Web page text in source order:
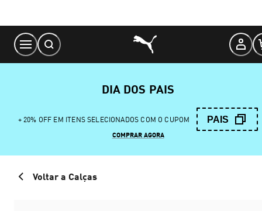
Content
DIA DOS PAIS
+ 20% OFF EM ITENS SELECIONADOS COM O CUPOM PAIS
COMPRAR AGORA
Voltar a Calças